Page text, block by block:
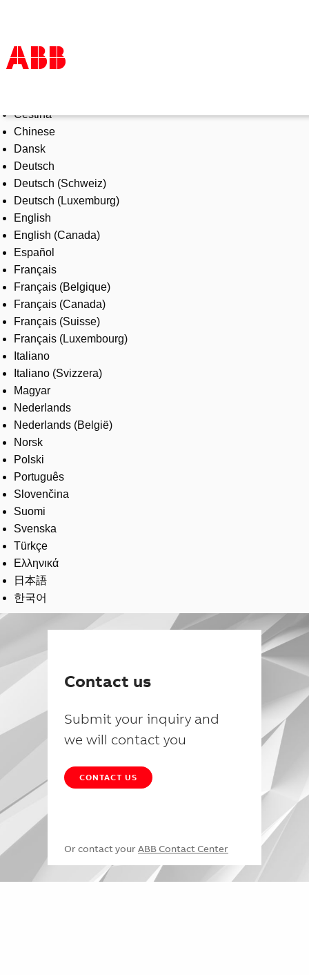
Products & Solutions
Industries
Services
About us
Where to buy
Contact us
Careers
Čeština
Chinese
Dansk
Deutsch
Deutsch (Schweiz)
Deutsch (Luxemburg)
English
English (Canada)
Español
Français
Français (Belgique)
Français (Canada)
Français (Suisse)
Français (Luxembourg)
Italiano
Italiano (Svizzera)
Magyar
Nederlands
Nederlands (België)
Norsk
Polski
Português
Slovenčina
Suomi
Svenska
Türkçe
Ελληνικά
日本語
한국어
Contact us
Submit your inquiry and
we will contact you
CONTACT US
Or contact your ABB Contact Center